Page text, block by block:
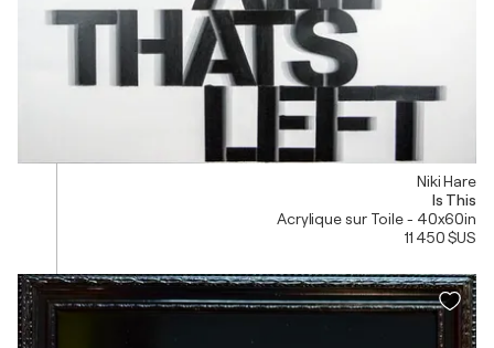
Niki Hare
Is This
Acrylique sur Toile - 40x60in
11 450 $US